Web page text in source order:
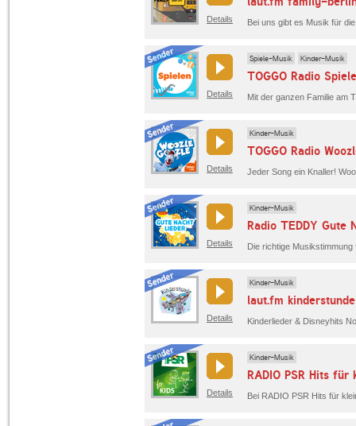
Details
Details
Spiele-Musik Kinder-Musik
TOGGO Radio
Details
Kinder-Musik
TOGGO Radio
Details
Kinder-Musik
Radio TEDDY Gute
Details
Kinder-Musik
laut.fm kinderstunde
Kinderlieder & Disneyhits
Details
Kinder-Musik
RADIO PSR Hits für